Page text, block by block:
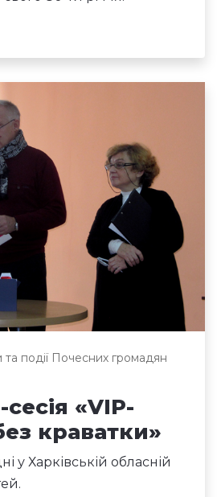
та події Почесних громадян
«VIР-
краватки»
у Харківській обласній